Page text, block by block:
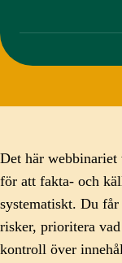
Det här webbinariet
för att fakta- och
systematiskt. Du
risker, prioritera
kontroll över